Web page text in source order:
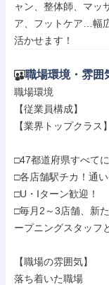
ャン、整体師、マッ
ア、フットケア…幅
活かせます！
職場環境・雰囲
職場環境
【従業員構成】
【業界トップクラ
□47都道府県すべて
□各店舗駅チカ！通
□U・Iターン歓迎！
□毎月2～3店舗、新
ープニングスタッフ
【職場の雰囲気】
落ち着いた職場